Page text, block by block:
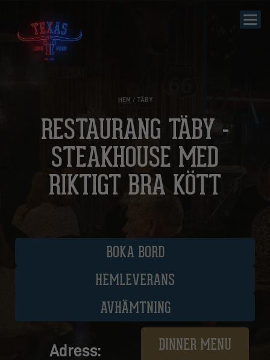
HEM / TÄBY
RESTAURANG TÄBY -
STEAKHOUSE MED
RIKTIGT BRA KÖTT
BOKA BORD
HEMLEVERANS
AVHÄMTNING
Adress: DINNER MENU